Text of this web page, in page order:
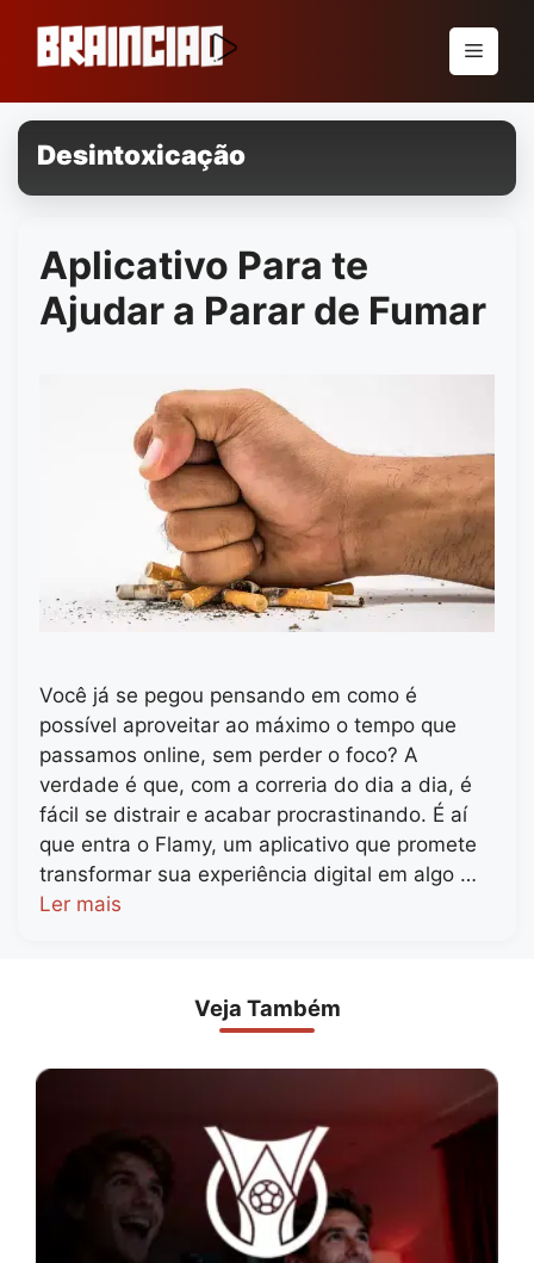
conteúdo
Menu
Desintoxicação
Aplicativo Para te
Ajudar a Parar de Fumar
Você já se pegou pensando em como é
possível aproveitar ao máximo o tempo que
passamos online, sem perder o foco? A
verdade é que, com a correria do dia a dia, é
fácil se distrair e acabar procrastinando. É aí
que entra o Flamy, um aplicativo que promete
transformar sua experiência digital em algo …
Ler mais
Veja Também